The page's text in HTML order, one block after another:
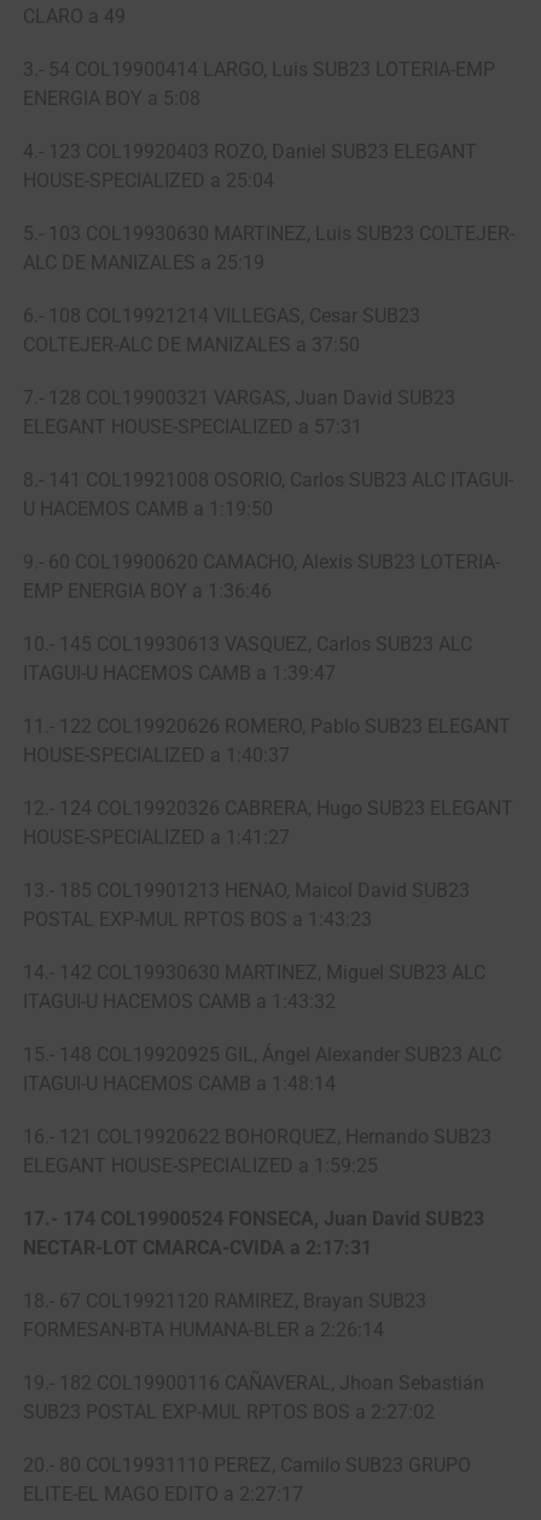
CLARO a 49
3.- 54 COL19900414 LARGO, Luis SUB23 LOTERIA-EMP
ENERGIA BOY a 5:08
4.- 123 COL19920403 ROZO, Daniel SUB23 ELEGANT
HOUSE-SPECIALIZED a 25:04
5.- 103 COL19930630 MARTINEZ, Luis SUB23 COLTEJER-
ALC DE MANIZALES a 25:19
6.- 108 COL19921214 VILLEGAS, Cesar SUB23
COLTEJER-ALC DE MANIZALES a 37:50
7.- 128 COL19900321 VARGAS, Juan David SUB23
ELEGANT HOUSE-SPECIALIZED a 57:31
8.- 141 COL19921008 OSORIO, Carlos SUB23 ALC ITAGUI-
U HACEMOS CAMB a 1:19:50
9.- 60 COL19900620 CAMACHO, Alexis SUB23 LOTERIA-
EMP ENERGIA BOY a 1:36:46
10.- 145 COL19930613 VASQUEZ, Carlos SUB23 ALC
ITAGUI-U HACEMOS CAMB a 1:39:47
11.- 122 COL19920626 ROMERO, Pablo SUB23 ELEGANT
HOUSE-SPECIALIZED a 1:40:37
12.- 124 COL19920326 CABRERA, Hugo SUB23 ELEGANT
HOUSE-SPECIALIZED a 1:41:27
13.- 185 COL19901213 HENAO, Maicol David SUB23
POSTAL EXP-MUL RPTOS BOS a 1:43:23
14.- 142 COL19930630 MARTINEZ, Miguel SUB23 ALC
ITAGUI-U HACEMOS CAMB a 1:43:32
15.- 148 COL19920925 GIL, Ángel Alexander SUB23 ALC
ITAGUI-U HACEMOS CAMB a 1:48:14
16.- 121 COL19920622 BOHORQUEZ, Hernando SUB23
ELEGANT HOUSE-SPECIALIZED a 1:59:25
17.- 174 COL19900524 FONSECA, Juan David SUB23
NECTAR-LOT CMARCA-CVIDA a 2:17:31
18.- 67 COL19921120 RAMIREZ, Brayan SUB23
FORMESAN-BTA HUMANA-BLER a 2:26:14
19.- 182 COL19900116 CAÑAVERAL, Jhoan Sebastián
SUB23 POSTAL EXP-MUL RPTOS BOS a 2:27:02
20.- 80 COL19931110 PEREZ, Camilo SUB23 GRUPO
ELITE-EL MAGO EDITO a 2:27:17